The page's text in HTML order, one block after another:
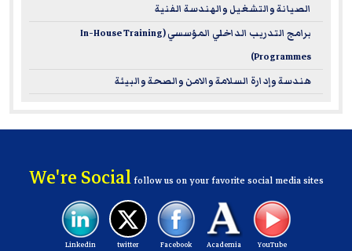
الصيانة والتشغيل والهندسة الفنية
برامج التدريب الداخلي المؤسسي (In-House Training
Programmes)
هندسة وإدارة السلامة والامن والصحة والبيئة
We're Socialfollow us on your favorite social media sites
YouTube
Academia
Facebook
twitter
Linkedin